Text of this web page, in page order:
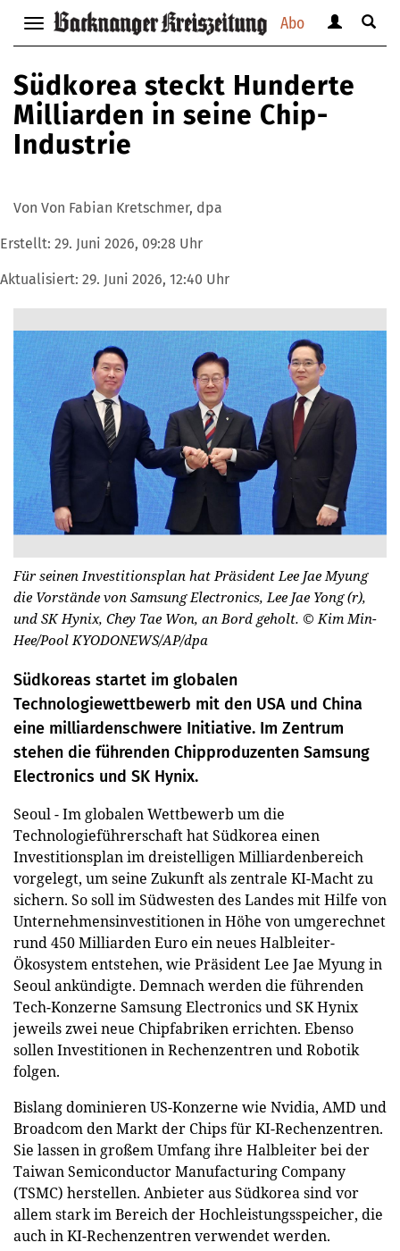
Abo
Navigation
anzeigen
bzw.
verbergen
anzeigen
verbergen
Suche
Südkorea steckt Hunderte
Milliarden in seine Chip-
Industrie
Von Von Fabian Kretschmer, dpa
Erstellt: 29. Juni 2026, 09:28 Uhr
Aktualisiert: 29. Juni 2026, 12:40 Uhr
Für seinen Investitionsplan hat Präsident Lee Jae Myung
die Vorstände von Samsung Electronics, Lee Jae Yong (r),
und SK Hynix, Chey Tae Won, an Bord geholt. © Kim Min-
Hee/Pool KYODONEWS/AP/dpa
Südkoreas startet im globalen
Technologiewettbewerb mit den USA und China
eine milliardenschwere Initiative. Im Zentrum
stehen die führenden Chipproduzenten Samsung
Electronics und SK Hynix.
Seoul - Im globalen Wettbewerb um die
Technologieführerschaft hat Südkorea einen
Investitionsplan im dreistelligen Milliardenbereich
vorgelegt, um seine Zukunft als zentrale KI-Macht zu
sichern. So soll im Südwesten des Landes mit Hilfe von
Unternehmensinvestitionen in Höhe von umgerechnet
rund 450 Milliarden Euro ein neues Halbleiter-
Ökosystem entstehen, wie Präsident Lee Jae Myung in
Seoul ankündigte. Demnach werden die führenden
Tech-Konzerne Samsung Electronics und SK Hynix
jeweils zwei neue Chipfabriken errichten. Ebenso
sollen Investitionen in Rechenzentren und Robotik
folgen.
Bislang dominieren US-Konzerne wie Nvidia, AMD und
Broadcom den Markt der Chips für KI-Rechenzentren.
Sie lassen in großem Umfang ihre Halbleiter bei der
Taiwan Semiconductor Manufacturing Company
(TSMC) herstellen. Anbieter aus Südkorea sind vor
allem stark im Bereich der Hochleistungsspeicher, die
auch in KI-Rechenzentren verwendet werden.